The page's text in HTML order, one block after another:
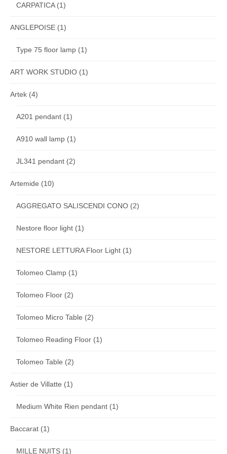
CARPATICA(1)
ANGLEPOISE (1)
Type 75 floor lamp (1)
ART WORK STUDIO (1)
Artek (4)
A201 pendant (1)
A910 wall lamp (1)
JL341 pendant (2)
Artemide (10)
AGGREGATO SALISCENDI CONO (2)
Nestore floor light (1)
NESTORE LETTURA Floor Light (1)
Tolomeo Clamp (1)
Tolomeo Floor (2)
Tolomeo Micro Table (2)
Tolomeo Reading Floor (1)
Tolomeo Table (2)
Astier de Villatte (1)
Medium White Rien pendant (1)
Baccarat (1)
MILLE NUITS (1)